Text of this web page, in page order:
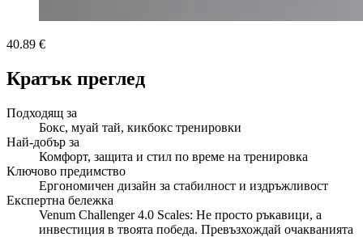
40.89 €
Кратък преглед
Подходящ за
Бокс, муай тай, кикбокс тренировки
Най-добър за
Комфорт, защита и стил по време на тренировка
Ключово предимство
Ергономичен дизайн за стабилност и издръжливост
Експертна бележка
Venum Challenger 4.0 Scales: Не просто ръкавици, а
инвестиция в твоята победа. Превъзхождай очакванията